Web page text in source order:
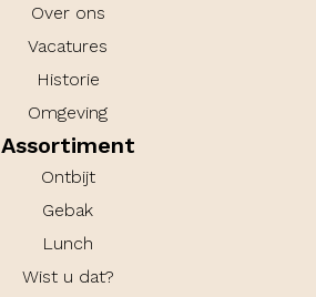
Over ons
Vacatures
Historie
Omgeving
Assortiment
Ontbijt
Gebak
Lunch
Wist u dat?